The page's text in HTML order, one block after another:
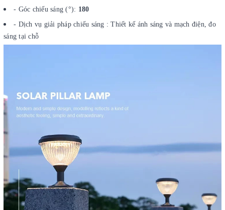
- Góc chiếu sáng (°): 180
- Dịch vụ giải pháp chiếu sáng : Thiết kế ánh sáng và mạch điện, đo
sáng tại chỗ